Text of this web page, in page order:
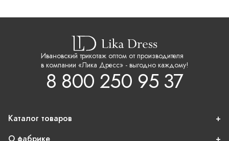
Ивановский трикотаж оптом от производителя
в компании «Лика Дресс» - выгодно каждому!
8 800 250 95 37
Каталог товаров